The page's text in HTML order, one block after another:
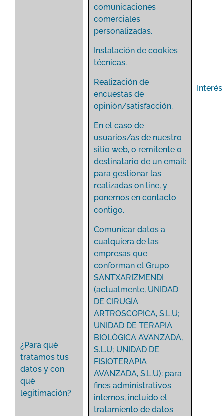
¿Para qué
tratamos tus
datos y con
qué
legitimación?
comunicaciones
comerciales
personalizadas.
Instalación de cookies
técnicas.
Realización de
encuestas de
opinión/satisfacción.
En el caso de
usuarios/as de nuestro
sitio web, o remitente o
destinatario de un email:
para gestionar las
realizadas on line, y
ponernos en contacto
contigo.
Comunicar datos a
cualquiera de las
empresas que
conforman el Grupo
SANTXARIZMENDI
(actualmente, UNIDAD
DE CIRUGÍA
ARTROSCOPICA, S.L.U;
UNIDAD DE TERAPIA
BIOLÓGICA AVANZADA,
S.L.U; UNIDAD DE
FISIOTERAPIA
AVANZADA, S.L.U): para
fines administrativos
internos, incluido el
tratamiento de datos